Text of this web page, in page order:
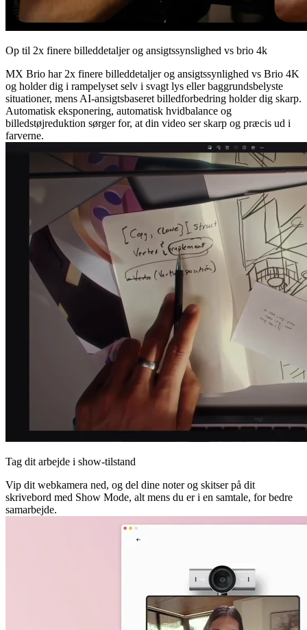
Op til 2x finere billeddetaljer og ansigtssynslighed vs brio 4k
MX Brio har 2x finere billeddetaljer og ansigtssynlighed vs Brio 4K
og holder dig i rampelyset selv i svagt lys eller baggrundsbelyste
situationer, mens AI-ansigtsbaseret billedforbedring holder dig skarp.
Automatisk eksponering, automatisk hvidbalance og
billedstøjreduktion sørger for, at din video ser skarp og præcis ud i
farverne.
Tag dit arbejde i show-tilstand
Vip dit webkamera ned, og del dine noter og skitser på dit
skrivebord med Show Mode, alt mens du er i en samtale, for bedre
samarbejde.